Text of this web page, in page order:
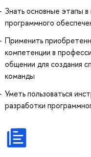
Знать основные этапы
программного
Применить
компетенции в
общении для создания
команды
Уметь пользоваться
разработки